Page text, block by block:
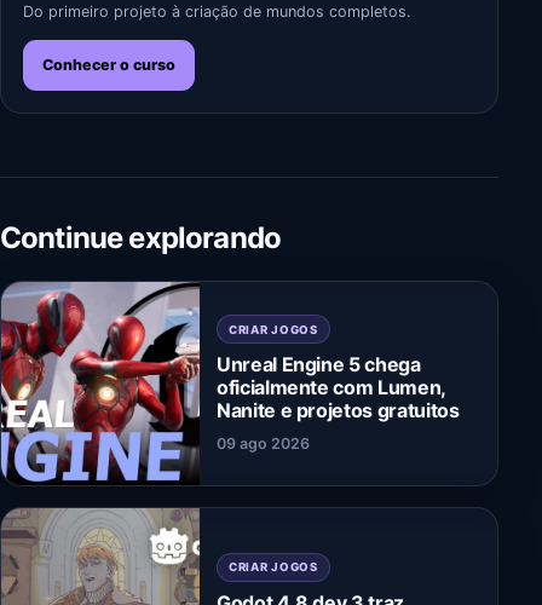
Do primeiro projeto à criação de mundos completos.
Conhecer o curso
Continue explorando
CRIAR JOGOS
Unreal Engine 5 chega
oficialmente com Lumen,
Nanite e projetos gratuitos
09 ago 2026
CRIAR JOGOS